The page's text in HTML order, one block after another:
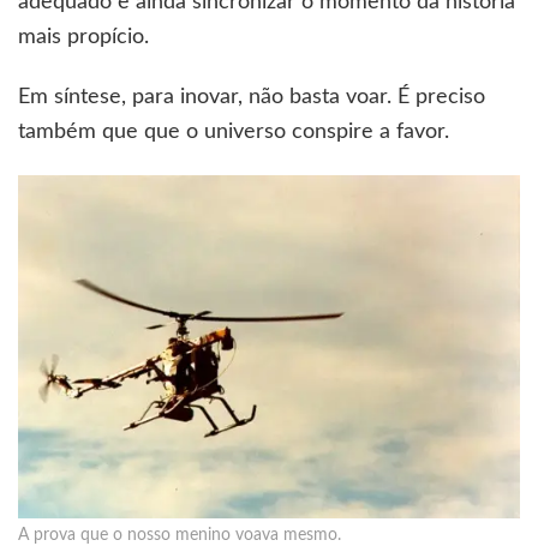
mais propício.
Em síntese, para inovar, não basta voar. É preciso
também que que o universo conspire a favor.
A prova que o nosso menino voava mesmo.